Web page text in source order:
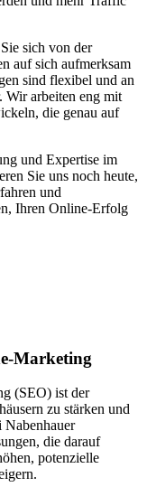
sich von der
auf sich aufmerksam
sind flexibel und an
Wir arbeiten eng mit
die genau auf
und Expertise im
Sie uns noch heute,
und
Ihren Online-Erfolg
Marketing
(SEO) ist der
zu stärken und
Nabenhauer
die darauf
potenzielle